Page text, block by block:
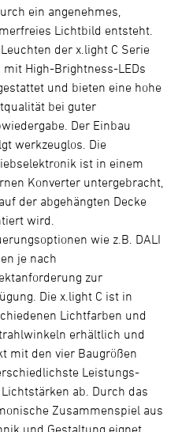
ein angenehmes,
Lichtbild entsteht.
der x.light C Serie
mit High-Brightness-LEDs
und bieten eine hohe
bei guter
Der Einbau
werkzeuglos. Die
ist in einem
Konverter untergebracht,
der abgehängten Decke
wird.
wie z.B. DALI
je nach
zur
Die x.light C ist in
Lichtfarben und
erhältlich und
mit den vier Baugrößen
Leistungs-
ab. Durch das
Zusammenspiel aus
und Gestaltung eignet